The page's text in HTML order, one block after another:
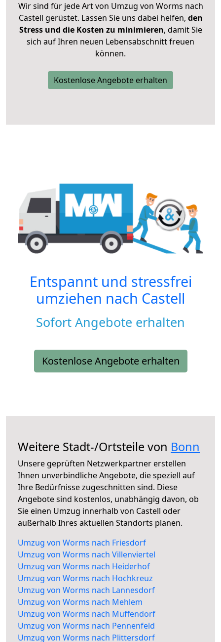
Wir sind für jede Art von Umzug von Worms nach
Castell gerüstet. Lassen Sie uns dabei helfen, den
Stress und die Kosten zu minimieren, damit Sie
sich auf Ihren neuen Lebensabschnitt freuen
können.
Kostenlose Angebote erhalten
Entspannt und stressfrei
umziehen nach Castell
Sofort Angebote erhalten
Kostenlose Angebote erhalten
Weitere Stadt-/Ortsteile von Bonn
Unsere geprüften Netzwerkpartner erstellen
Ihnen unverbindliche Angebote, die speziell auf
Ihre Bedürfnisse zugeschnitten sind. Diese
Angebote sind kostenlos, unabhängig davon, ob
Sie einen Umzug innerhalb von Castell oder
außerhalb Ihres aktuellen Standorts planen.
Umzug von Worms nach Friesdorf
Umzug von Worms nach Villenviertel
Umzug von Worms nach Heiderhof
Umzug von Worms nach Hochkreuz
Umzug von Worms nach Lannesdorf
Umzug von Worms nach Mehlem
Umzug von Worms nach Muffendorf
Umzug von Worms nach Pennenfeld
Umzug von Worms nach Plittersdorf